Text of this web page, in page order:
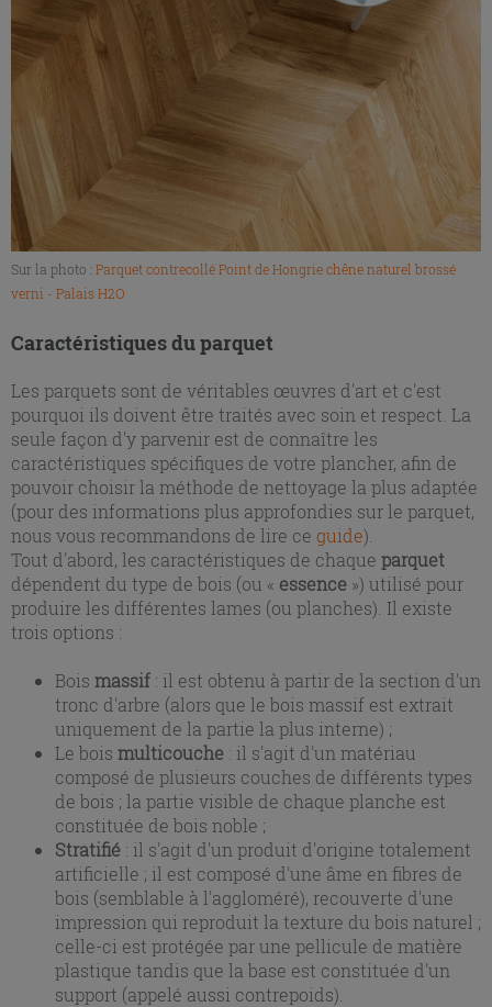
Sur la photo :Parquet contrecollé Point de Hongrie chêne naturel brossé
verni - Palais H2O
Caractéristiques du parquet
Les parquets sont de véritables œuvres d'art et c'est
pourquoi ils doivent être traités avec soin et respect. La
seule façon d'y parvenir est de connaître les
caractéristiques spécifiques de votre plancher, afin de
pouvoir choisir la méthode de nettoyage la plus adaptée
(pour des informations plus approfondies sur le parquet,
nous vous recommandons de lire ce guide).
Tout d'abord, les caractéristiques de chaque parquet
dépendent du type de bois (ou « essence ») utilisé pour
produire les différentes lames (ou planches). Il existe
trois options :
Bois massif : il est obtenu à partir de la section d'un
tronc d'arbre (alors que le bois massif est extrait
uniquement de la partie la plus interne) ;
Le bois multicouche : il s'agit d'un matériau
composé de plusieurs couches de différents types
de bois ; la partie visible de chaque planche est
constituée de bois noble ;
Stratifié : il s'agit d'un produit d'origine totalement
artificielle ; il est composé d'une âme en fibres de
bois (semblable à l'aggloméré), recouverte d'une
impression qui reproduit la texture du bois naturel ;
celle-ci est protégée par une pellicule de matière
plastique tandis que la base est constituée d'un
support (appelé aussi contrepoids).